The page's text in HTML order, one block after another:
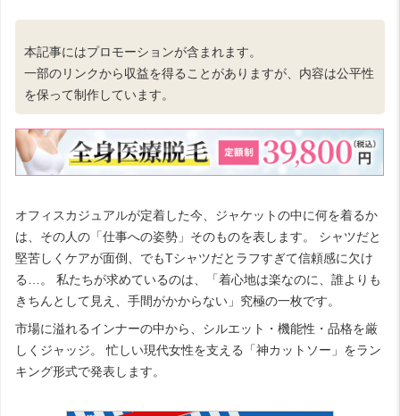
本記事にはプロモーションが含まれます。
一部のリンクから収益を得ることがありますが、内容は公平性
を保って制作しています。
オフィスカジュアルが定着した今、ジャケットの中に何を着るか
は、その人の「仕事への姿勢」そのものを表します。 シャツだと
堅苦しくケアが面倒、でもTシャツだとラフすぎて信頼感に欠け
る…。 私たちが求めているのは、「着心地は楽なのに、誰よりも
きちんとして見え、手間がかからない」究極の一枚です。
市場に溢れるインナーの中から、シルエット・機能性・品格を厳
しくジャッジ。 忙しい現代女性を支える「神カットソー」をラン
キング形式で発表します。